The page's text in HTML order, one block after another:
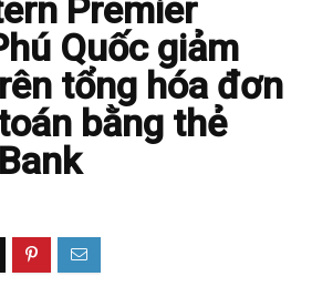
Premier
Quốc giảm
tổng hóa đơn
bằng thẻ